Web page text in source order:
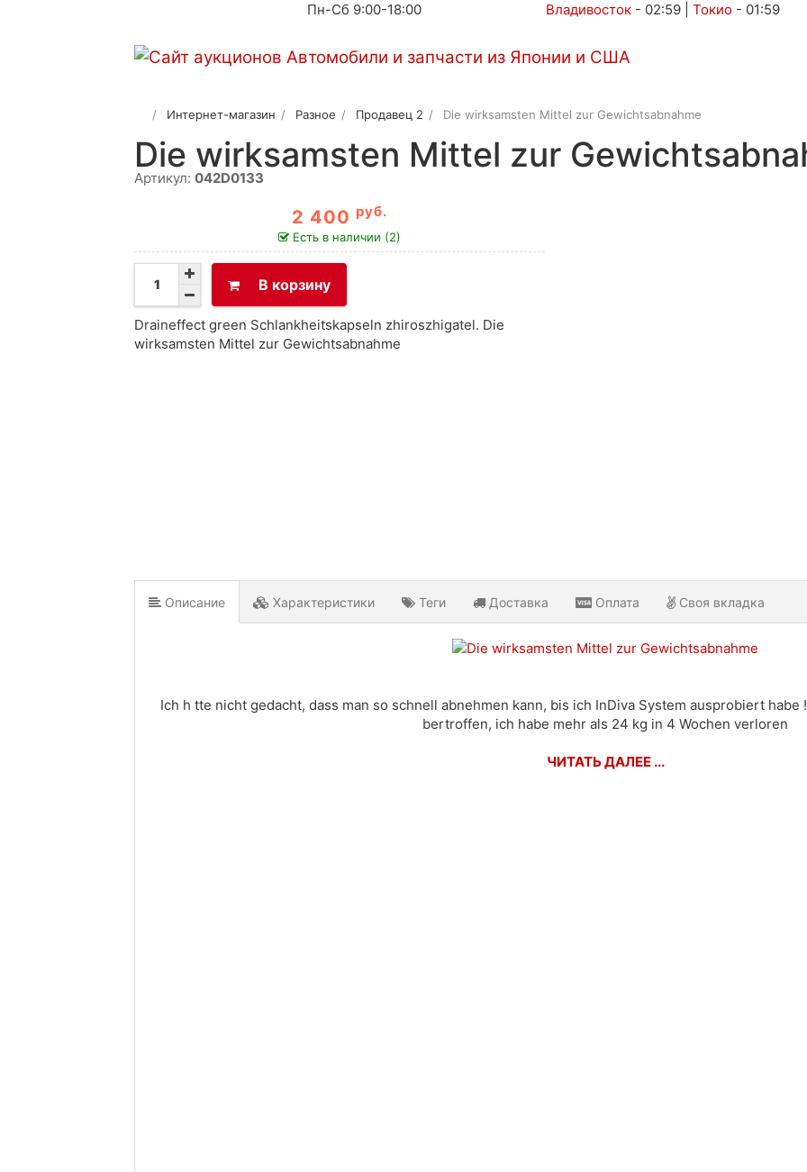
Пн-Сб 9:00-18:00 Владивосток - 02:59 |Токио - 01:59
Интернет-магазин Разное Продавец 2 Die wirksamsten Mittel zur Gewichtsabnahme
Die wirksamsten Mittel zur
Артикул:042D0133
2 400 руб.
Есть в наличии (2)
В корзину
Draineffect green Schlankheitskapseln zhiroszhigatel. Die
wirksamsten Mittel zur Gewichtsabnahme
Описание Характеристики Теги Доставка Оплата Своя вкладка
Ich h tte nicht gedacht, dass man so schnell abnehmen kann, bis ich InDiva System ausprobiert
bertroffen, ich habe mehr als 24 kg in 4 Wochen verloren
ЧИТАТЬ ДАЛЕЕ ...